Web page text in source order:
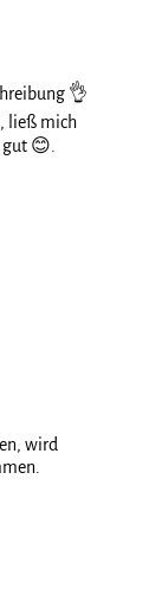
👌
ließ mich
😊.
wird